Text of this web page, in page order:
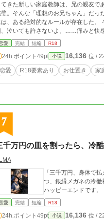
てきた新しい家庭教師は、兄の親友で
。そんな「理想のお兄ちゃん」だった
る絶対的なルールが存在した。 それは、『100点からマイナスした点数の分だけ、お仕置きを受けること』。 「残りの70
泣いても許さないよ。……痛みと快感で、俺の言いつけを
息で思考を溶かされたり。 過保護で
げ場のない密室で繰り広げられる、減点方式の溺愛レッスン。 久我山 湊（くがやま みなと） 年齢： 22歳（国立T
属性： エリート / 兄の親友 / ドS / 過保護 / 執着 人物： 詩織の兄の幼馴染であり、親友。 頭脳明晰、容姿端麗で、周
からは「爽やかな好青年」として信頼
おり、家庭教師という立場を利用して
愛 完結 短編 R18
24h.ポイント 49pt 小説 16,136 位 /
恋愛 R18要素あり お仕置き 家
7
千万円の皿を割ったら、冷
「三千万円、身体で
つ、銀縁メガネの冷徹
ハッピーエンドです。
愛 完結 短編 R18
24h.ポイント 49pt 小説 16,136 位 /